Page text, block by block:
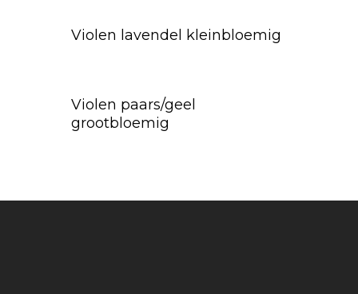
Violen lavendel kleinbloemig
Violen paars/geel
grootbloemig